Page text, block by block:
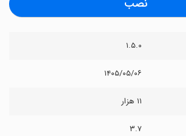
نصب
۱.۵.۰
۱۴۰۵/۰۵/۰۶
۱۱ هزار
۳.۷